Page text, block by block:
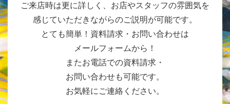
ご来店時は更に詳しく、お店やスタッフの雰囲気を
感じていただきながらのご説明が可能です。
とても簡単！資料請求・お問い合わせは
メールフォームから！
またお電話での資料請求・
お問い合わせも可能です。
お気軽にご連絡ください。